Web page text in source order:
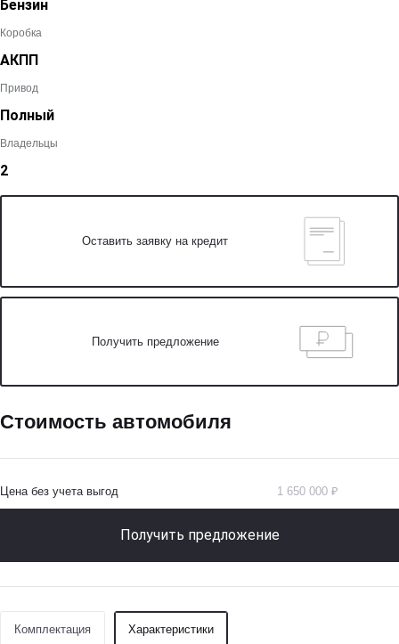
Бензин
Коробка
АКПП
Привод
Полный
Владельцы
2
Оставить заявку на кредит
Получить предложение
Стоимость автомобиля
Цена без учета выгод 1 650 000 ₽
Получить предложение
Комплектация Характеристики